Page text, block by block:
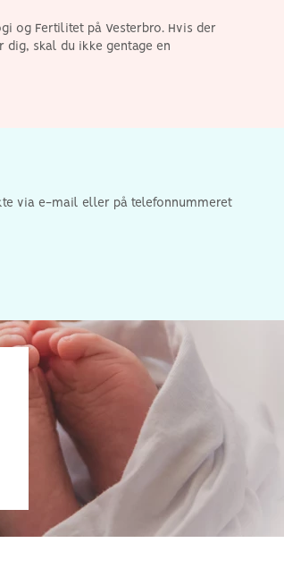
og Fertilitet på Vesterbro. Hvis der
dig, skal du ikke gentage en
via e-mail eller på telefonnummeret